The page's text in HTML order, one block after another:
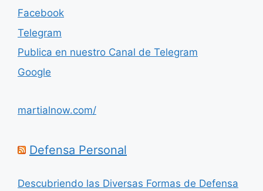
Facebook
Telegram
Publica en nuestro Canal de Telegram
Google
martialnow.com/
Defensa Personal
Descubriendo las Diversas Formas de Defensa